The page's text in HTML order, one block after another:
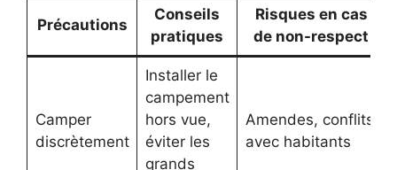
Précautions
Conseils
pratiques
Risques en cas
de non-respect
Camper
discrètement
Installer le
campement
hors vue,
éviter les
grands
Amendes, conflits
avec habitants